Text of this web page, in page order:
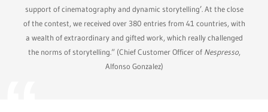
support of cinematography and dynamic storytelling’. At the close
of the contest, we received over 380 entries from 41 countries, with
a wealth of extraordinary and gifted work, which really challenged
the norms of storytelling.“ (Chief Customer Officer of Nespresso,
Alfonso Gonzalez)